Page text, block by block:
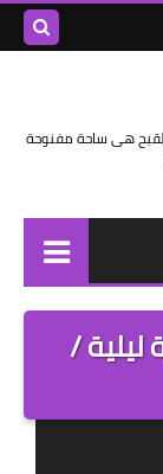
هى ساحة مفنوحة
ليلية /